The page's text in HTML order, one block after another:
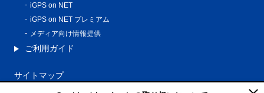
iGPS on NET
iGPS on NET プレミアム
メディア向け情報提供
ご利用ガイド
サイトマップ